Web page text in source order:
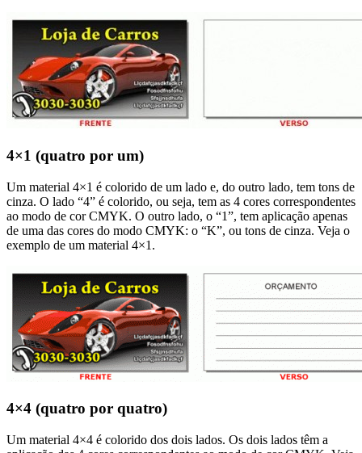
4×1 (quatro por um)
Um material 4×1 é colorido de um lado e, do outro lado, tem tons de
cinza. O lado “4” é colorido, ou seja, tem as 4 cores correspondentes
ao modo de cor CMYK. O outro lado, o “1”, tem aplicação apenas
de uma das cores do modo CMYK: o “K”, ou tons de cinza. Veja o
exemplo de um material 4×1.
4×4 (quatro por quatro)
Um material 4×4 é colorido dos dois lados. Os dois lados têm a